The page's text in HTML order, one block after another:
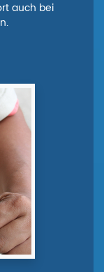
auch bei